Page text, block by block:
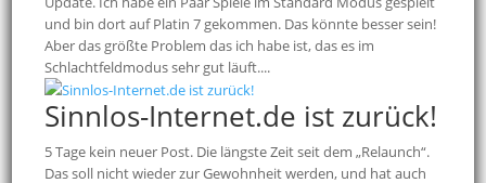
und bin dort auf Platin 7 gekommen. Das könnte besser sein!
Aber das größte Problem das ich habe ist, das es im
Schlachtfeldmodus sehr gut läuft....
Sinnlos-Internet.de ist zurück!
5 Tage kein neuer Post. Die längste Zeit seit dem „Relaunch“.
Das soll nicht wieder zur Gewohnheit werden, und hat auch